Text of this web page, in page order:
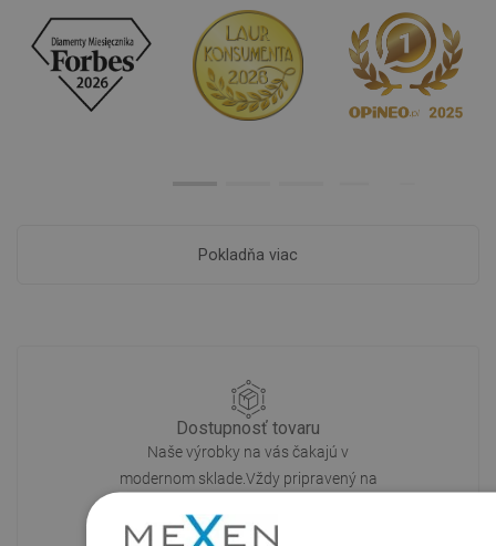
Pokladňa viac
Dostupnosť tovaru
Naše výrobky na vás čakajú v
modernom sklade.Vždy pripravený na